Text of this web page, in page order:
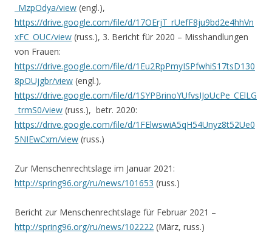
_MzpOdya/view (engl.),
https://drive.google.com/file/d/17OErjT_rUefF8ju9bd2e4hhVn
xFC_OUC/view (russ.), 3. Bericht für 2020 – Misshandlungen
von Frauen:
https://drive.google.com/file/d/1Eu2RpPmyISPfwhiS17tsD130
8pOUjgbr/view (engl.),
https://drive.google.com/file/d/1SYPBrinoYUfvsIJoUcPe_CElLG
_trmS0/view (russ.), betr. 2020:
https://drive.google.com/file/d/1FElwswiA5qH54Unyz8t52Ue0
5NIEwCxm/view (russ.)
Zur Menschenrechtslage im Januar 2021:
http://spring96.org/ru/news/101653 (russ.)
Bericht zur Menschenrechtslage für Februar 2021 –
http://spring96.org/ru/news/102222 (März, russ.)